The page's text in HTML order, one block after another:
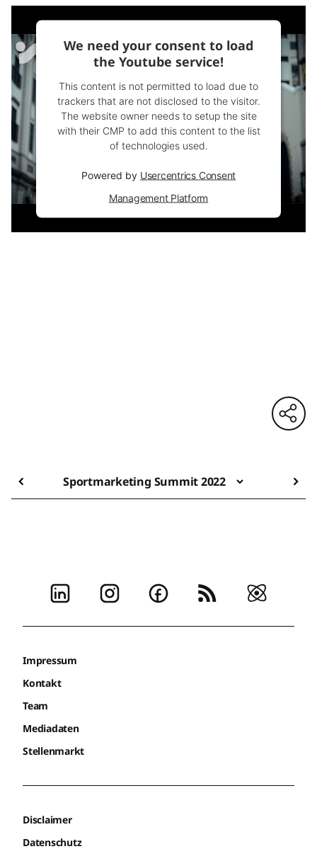
We need your consent to load
the Youtube service!
This content is not permitted to load due to
trackers that are not disclosed to the visitor.
The website owner needs to setup the site
with their CMP to add this content to the list
of technologies used.
Powered by Usercentrics Consent
Management Platform
Sportmarketing Summit 2022
Impressum
Kontakt
Team
Mediadaten
Stellenmarkt
Disclaimer
Datenschutz